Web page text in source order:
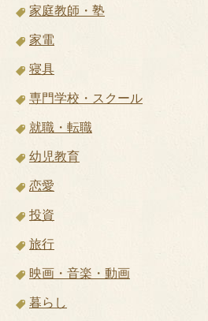
家庭教師・塾
家電
寝具
専門学校・スクール
就職・転職
幼児教育
恋愛
投資
旅行
映画・音楽・動画
暮らし